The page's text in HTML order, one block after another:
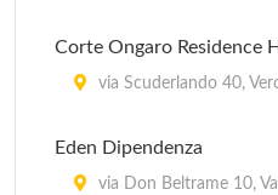
Corte Ongaro Residence
via Scuderlando 40,
Eden Dipendenza
via Don Beltrame 10,